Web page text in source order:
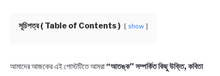
সূচিপত্র ( Table of Contents ) show
আমাদের আজকের এই পোস্টটিতে আমরা “আতঙ্ক” সম্পর্কিত কিছু উক্তি, কবিতা